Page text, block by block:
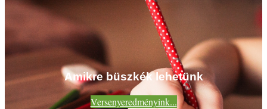
Amikre büszkék lehetünk
Versenyeredményink...